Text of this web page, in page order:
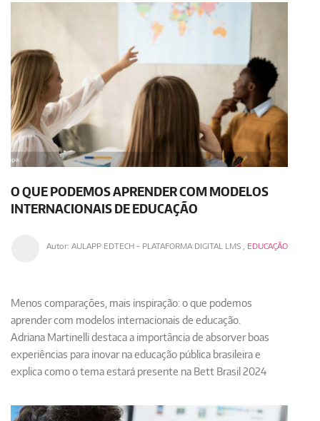
O QUE PODEMOS APRENDER COM MODELOS
INTERNACIONAIS DE EDUCAÇÃO
Autor: AULAPP EDTECH - PLATAFORMA DIGITAL LMS, EDUCAÇÃO
Menos comparações, mais inspiração: o que podemos
aprender com modelos internacionais de educação.
Adriana Martinelli destaca a importância de absorver boas
experiências para inovar na educação pública brasileira e
explica como o tema estará presente na Bett Brasil 2024